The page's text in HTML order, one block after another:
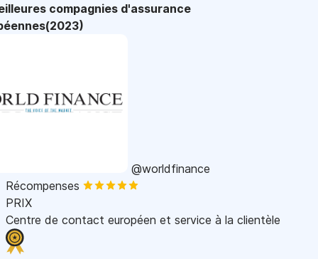
compagnies d'assurance
@worldfinance
Récompenses
PRIX
Centre de contact européen et service à la clientèle